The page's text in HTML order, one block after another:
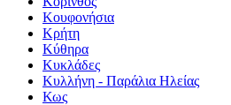
Κουφονήσια
Κρήτη
Κύθηρα
Κυκλάδες
Κυλλήνη - Παράλια Ηλείας
Κως